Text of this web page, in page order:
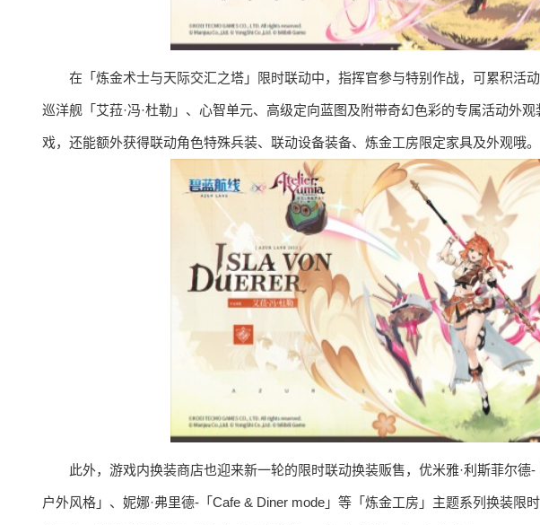
在「炼金术士与天际交汇之塔」限时联动中，指挥官参与特别作战，可累积活
巡洋舰「艾菈·冯·杜勒」、心智单元、高级定向蓝图及附带奇幻色彩的专属活动外
戏，还能额外获得联动角色特殊兵装、联动设备装备、炼金工房限定家具及外观哦。
此外，游戏内换装商店也迎来新一轮的限时联动换装贩售，优米雅·利斯菲尔德
户外风格」、妮娜·弗里德-「Cafe & Diner mode」等「炼金工房」主题系列换装限